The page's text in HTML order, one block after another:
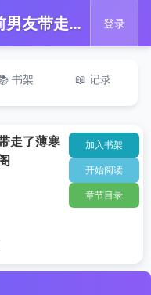
📖 结婚前夕，我被前男友带走了薄寒深曲南枝全本小说笔趣阁 登录
书架 📖 记录
走了薄寒
加入书架
开始阅读
章节目录